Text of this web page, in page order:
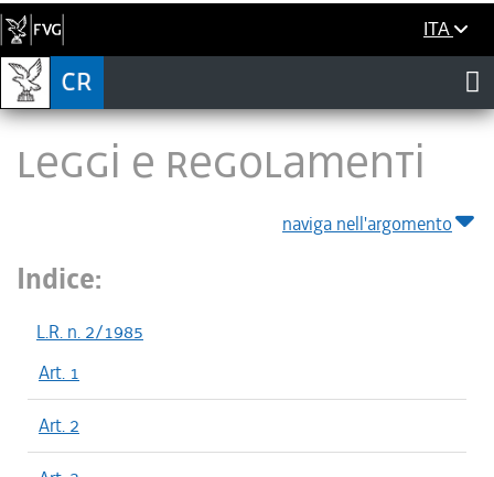
ITA
LEGGI E REGOLAMENTI
naviga nell'argomento
Indice:
L.R. n. 2/1985
Art. 1
Art. 2